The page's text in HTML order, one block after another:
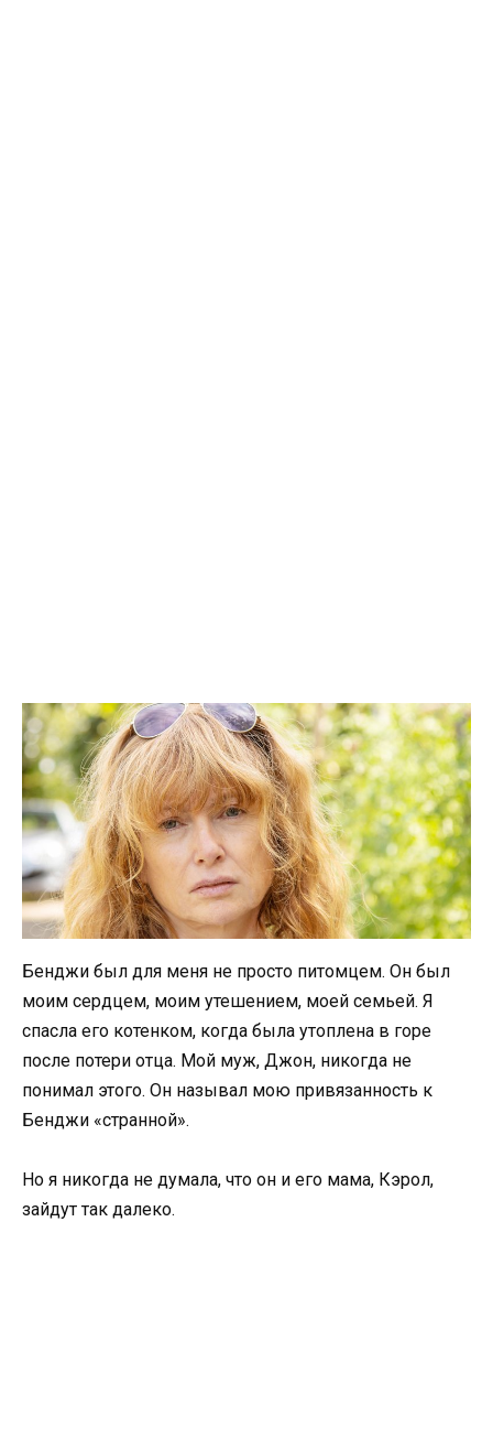
Бенджи был для меня не просто питомцем. Он был
моим сердцем, моим утешением, моей семьей. Я
спасла его котенком, когда была утоплена в горе
после потери отца. Мой муж, Джон, никогда не
понимал этого. Он называл мою привязанность к
Бенджи «странной».
Но я никогда не думала, что он и его мама, Кэрол,
зайдут так далеко.